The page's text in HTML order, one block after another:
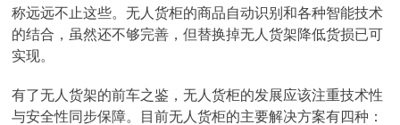
称远远不止这些。无人货柜的商品自动识别和各种智能技术
的结合，虽然还不够完善，但替换掉无人货架降低货损已可
实现。
有了无人货架的前车之鉴，无人货柜的发展应该注重技术性
与安全性同步保障。目前无人货柜的主要解决方案有四种：